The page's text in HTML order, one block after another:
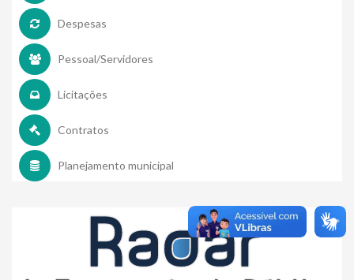
Despesas
Pessoal/Servidores
Licitações
Contratos
Planejamento municipal